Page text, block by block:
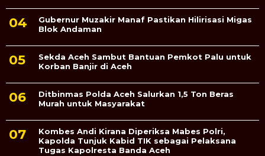
Gubernur Muzakir Manaf Pastikan Hilirisasi Migas
Blok Andaman
Sekda Aceh Sambut Bantuan Pemkot Palu untuk
Korban Banjir di Aceh
Ditbinmas Polda Aceh Salurkan 1,5 Ton Beras
Murah untuk Masyarakat
Kombes Andi Kirana Diperiksa Mabes Polri,
Kapolda Tunjuk Kabid TIK sebagai Pelaksana
Tugas Kapolresta Banda Aceh